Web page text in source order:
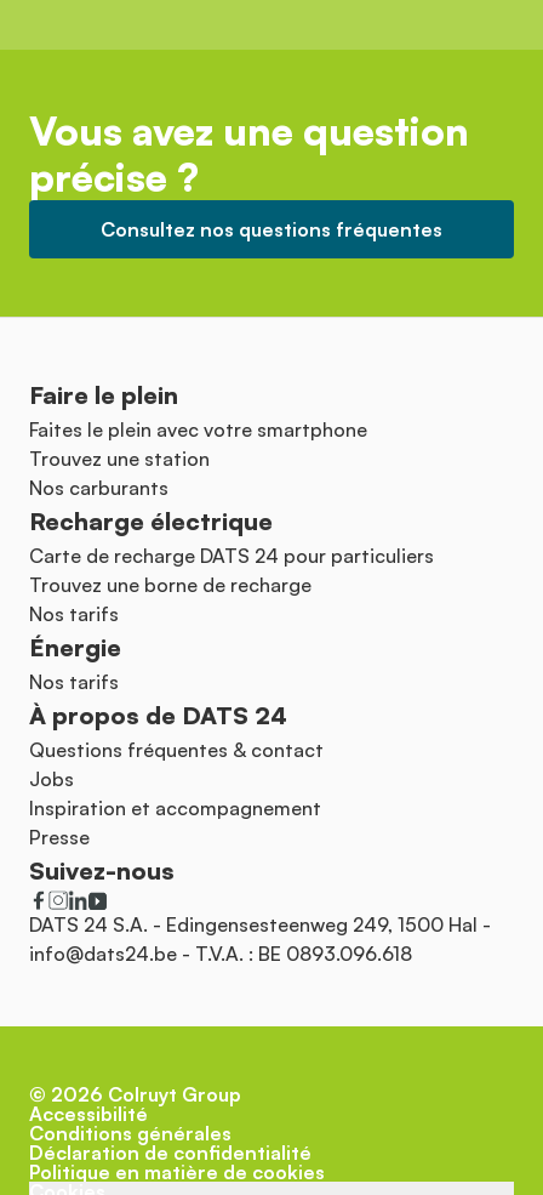
Vous avez une question
précise ?
Consultez nos questions fréquentes
Faire le plein
Faites le plein avec votre smartphone
Trouvez une station
Nos carburants
Recharge électrique
Carte de recharge DATS 24 pour particuliers
Trouvez une borne de recharge
Nos tarifs
Énergie
Nos tarifs
À propos de DATS 24
Questions fréquentes & contact
Jobs
Inspiration et accompagnement
Presse
Suivez-nous
DATS 24 S.A. - Edingensesteenweg 249, 1500 Hal -
info@dats24.be - T.V.A. : BE 0893.096.618
© 2026 Colruyt Group
Accessibilité
Conditions générales
Déclaration de confidentialité
Politique en matière de cookies